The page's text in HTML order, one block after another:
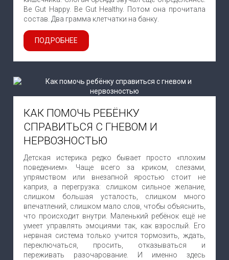
Be Gut Happy. Be Gut Healthy. Потом она прочитала
состав. Два грамма клетчатки на банку.
ПОДРОБНЕЕ
КАК ПОМОЧЬ РЕБЁНКУ
СПРАВИТЬСЯ С ГНЕВОМ И
НЕРВОЗНОСТЬЮ
Детская истерика редко бывает просто «плохим
поведением». Чаще всего за криком, слезами,
упрямством или внезапной яростью стоит не
каприз, а перегрузка: слишком сильное желание,
слишком большая усталость, слишком много
впечатлений, слишком мало слов, чтобы объяснить,
что происходит внутри. Маленький ребёнок ещё не
умеет управлять эмоциями так, как взрослый. Его
нервная система только учится тормозить, ждать,
переключаться, просить, отказываться и
переживать разочарование. И именно здесь